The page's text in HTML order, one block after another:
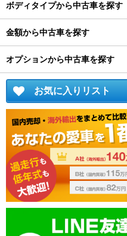
ボディタイプから中古車を探す
金額から中古車を探す
オプションから中古車を探す
お気に入りリスト